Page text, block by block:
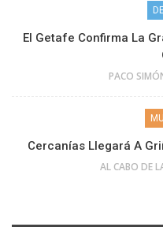
El Getafe Confirma La
PACO
Cercanías Llegará A